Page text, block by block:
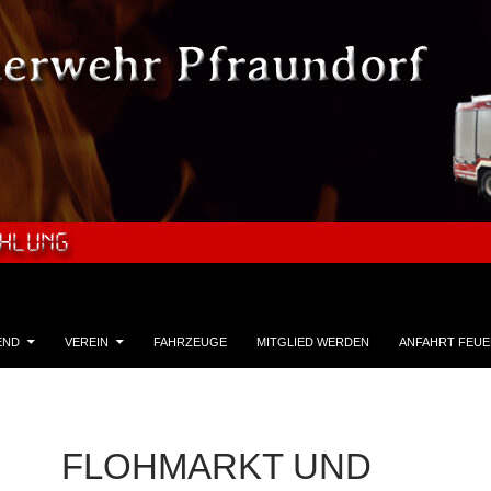
VEREIN FAHRZEUGE MITGLIED WERDEN ANFAHRT
FLOHMARKT UND